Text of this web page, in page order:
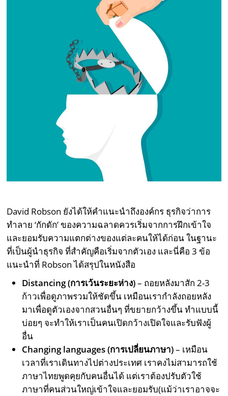
David Robson ยังได้ให้คำแนะนำถึงองค์กร ธุรกิจว่าการ
ทำลาย ‘กักดัก’ ของความฉลาดควรเริ่มจากการฝึกเข้าใจ
และยอมรับความแตกต่างของแต่ละคนให้ได้ก่อน ในฐานะ
ที่เป็นผู้นำธุรกิจ ที่สำคัญคือเริ่มจากตัวเอง และนี่คือ 3 ข้อ
แนะนำที่ Robson ได้สรุปในหนังสือ
Distancing (การเว้นระยะห่าง)– ถอยหลังมาสัก 2-3
ก้าวเพื่อดูภาพรวมให้ชัดขึ้น เหมือนเรากำลังถอยหลัง
มาเพื่อดูตัวเองจากสวนอื่นๆ ที่ขยายกว้างขึ้น ทำแบบนี้
บ่อยๆ จะทำให้เราเป็นคนเปิดกว้างเปิดใจและรับฟังผู้
อื่น
Changing languages (การเปลี่ยนภาษา)– เหมือน
เวลาที่เราเดินทางไปต่างประเทศ เราคงไม่สามารถใช้
ภาษาไทยพูดคุยกับคนอื่นได้ แต่เราต้องปรับตัวใช้
ภาษาที่คนส่วนใหญ่เข้าใจและยอมรับ(แม้ว่าเราอาจจะ